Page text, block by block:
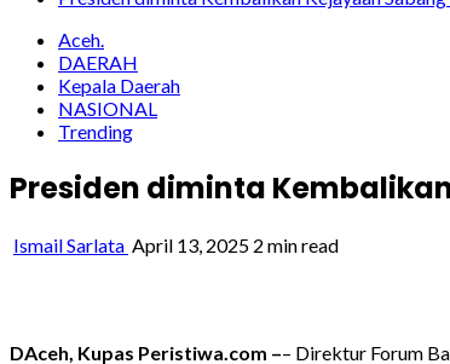
Aceh.
DAERAH
Kepala Daerah
NASIONAL
Trending
Presiden diminta
Ismail Sarlata April 13, 2025 2 min read
DAceh, Kupas Peristiwa.com –– Direktur Forum